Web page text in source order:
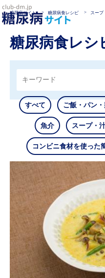
糖尿病サイト 糖尿病食レシピ スープ
糖尿病食レシ
すべて ご飯・パン
魚介 スープ・
コンビニ食材を使った